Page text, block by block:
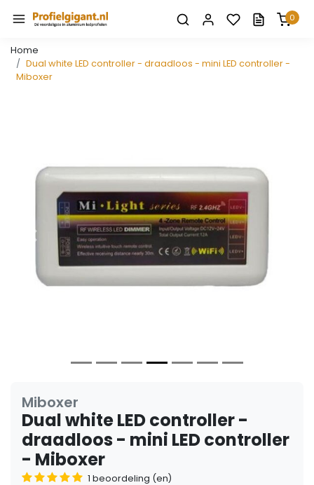
0
Home
Dual white LED controller - draadloos - mini LED controller -
Miboxer
Vorige
Miboxer
Dual white LED controller -
draadloos - mini LED controller
- Miboxer
1 beoordeling (en)